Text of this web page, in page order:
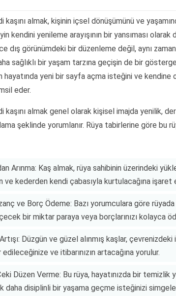
kaşını almak, kişinin içsel dönüşümünü ve
kendini yenileme arayışının bir yansıması
dış görünümdeki bir düzenleme değil, aynı
sağlıklı bir yaşam tarzına geçişin de bir
hayatında yeni bir sayfa açma isteğini ve kendine
eder.
kaşını almak genel olarak kişisel imajda yenilik,
şeklinde yorumlanır. Rüya tabirlerine göre bu
Arınma: Kaş almak, rüya sahibinin üzerindeki
ve kederden kendi çabasıyla kurtulacağına işaret
ve Borç Ödeme: Bazı yorumculara göre
bir miktar paraya veya borçlarınızı kolayca
Düzgün ve güzel alınmış kaşlar,
ve itibarınızın artacağına yorulur.
Düzen Verme: Bu rüya, hayatınızda bir temizlik
daha disiplinli bir yaşama geçme isteğinizi